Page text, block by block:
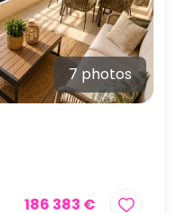
7 photos
186 383 €